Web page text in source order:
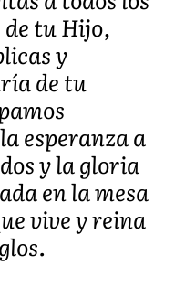
tu Hijo,
y
de tu
esperanza a
y la gloria
en la mesa
vive y reina